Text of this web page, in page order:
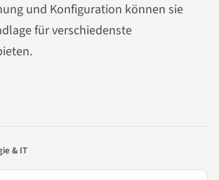
und Konfiguration können sie
für verschiedenste
& IT